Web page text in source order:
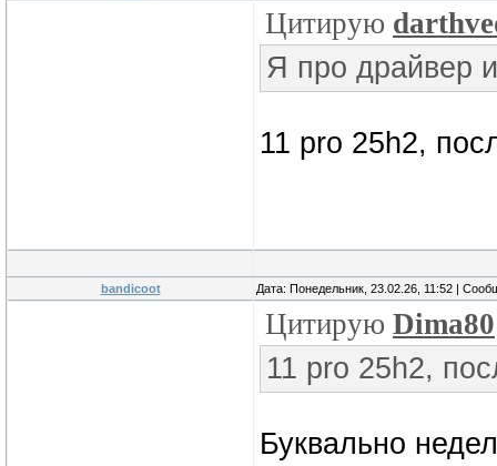
Цитирую
Я про драйвер
11 pro 25h2,
bandicoot Дата: Понедельник, 23.02.26, 11:52 |
Цитирую Dima80
11 pro 25h2,
Буквально